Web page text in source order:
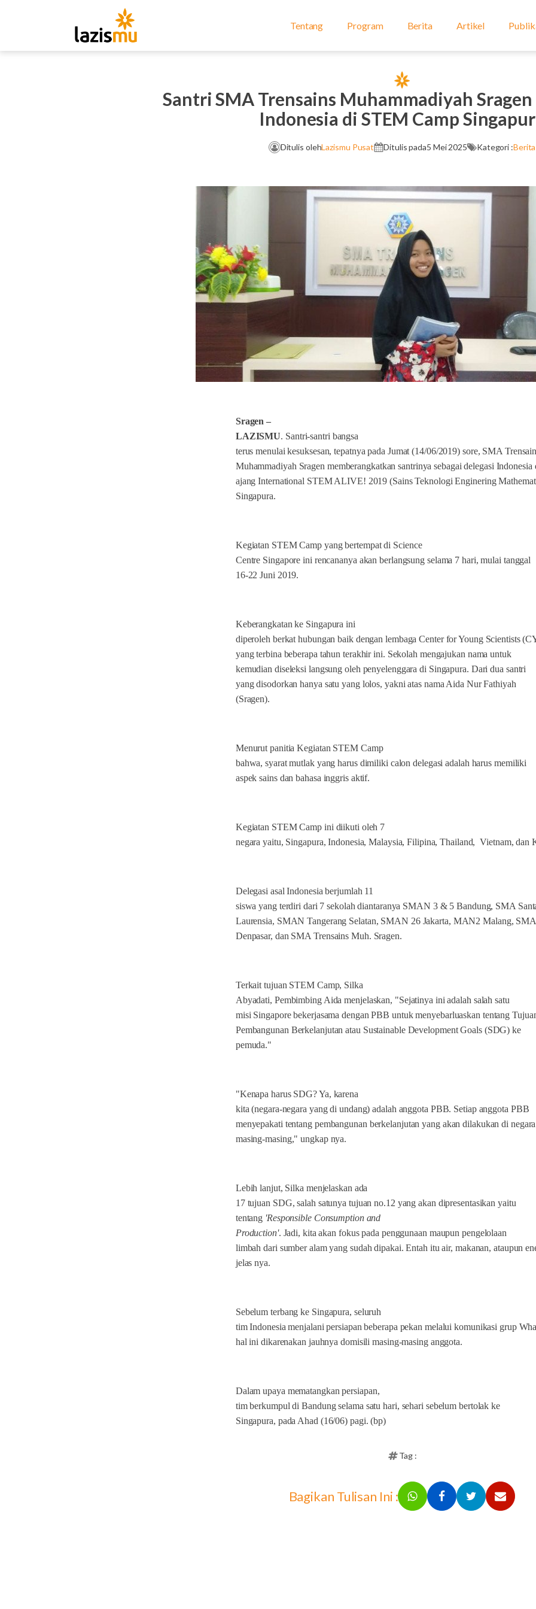
Tentang Program Berita Artikel
Santri SMA Trensains Muhammadiyah Sragen
Indonesia di STEM Camp
Ditulis olehLazismu Pusat Ditulis pada5 Mei 2025 Kategori :Berita
Sragen –
LAZISMU. Santri-santri bangsa
terus menulai kesuksesan, tepatnya pada Jumat (14/06/2019) sore, SMA
Muhammadiyah Sragen memberangkatkan santrinya sebagai delegasi Indonesia
ajang International STEM ALIVE! 2019 (Sains Teknologi Enginering
Singapura.
Kegiatan STEM Camp yang bertempat di Science
Centre Singapore ini rencananya akan berlangsung selama 7 hari, mulai tanggal
16-22 Juni 2019.
Keberangkatan ke Singapura ini
diperoleh berkat hubungan baik dengan lembaga Center for Young Scientists
yang terbina beberapa tahun terakhir ini. Sekolah mengajukan nama untuk
kemudian diseleksi langsung oleh penyelenggara di Singapura. Dari dua santri
yang disodorkan hanya satu yang lolos, yakni atas nama Aida Nur Fathiyah
(Sragen).
Menurut panitia Kegiatan STEM Camp
bahwa, syarat mutlak yang harus dimiliki calon delegasi adalah harus memiliki
aspek sains dan bahasa inggris aktif.
Kegiatan STEM Camp ini diikuti oleh 7
negara yaitu, Singapura, Indonesia, Malaysia, Filipina, Thailand, Vietnam, dan
Delegasi asal Indonesia berjumlah 11
siswa yang terdiri dari 7 sekolah diantaranya SMAN 3 & 5 Bandung, SMA
Laurensia, SMAN Tangerang Selatan, SMAN 26 Jakarta, MAN2 Malang,
Denpasar, dan SMA Trensains Muh. Sragen.
Terkait tujuan STEM Camp, Silka
Abyadati, Pembimbing Aida menjelaskan, "Sejatinya ini adalah salah satu
misi Singapore bekerjasama dengan PBB untuk menyebarluaskan tentang
Pembangunan Berkelanjutan atau Sustainable Development Goals (SDG) ke
pemuda."
"Kenapa harus SDG? Ya, karena
kita (negara-negara yang di undang) adalah anggota PBB. Setiap anggota PBB
menyepakati tentang pembangunan berkelanjutan yang akan dilakukan di negara
masing-masing," ungkap nya.
Lebih lanjut, Silka menjelaskan ada
17 tujuan SDG, salah satunya tujuan no.12 yang akan dipresentasikan yaitu
tentang 'Responsible Consumption and
Production'. Jadi, kita akan fokus pada penggunaan maupun pengelolaan
limbah dari sumber alam yang sudah dipakai. Entah itu air, makanan, ataupun
jelas nya.
Sebelum terbang ke Singapura, seluruh
tim Indonesia menjalani persiapan beberapa pekan melalui komunikasi grup
hal ini dikarenakan jauhnya domisili masing-masing anggota.
Dalam upaya mematangkan persiapan,
tim berkumpul di Bandung selama satu hari, sehari sebelum bertolak ke
Singapura, pada Ahad (16/06) pagi. (bp)
Tag :
Bagikan Tulisan Ini :